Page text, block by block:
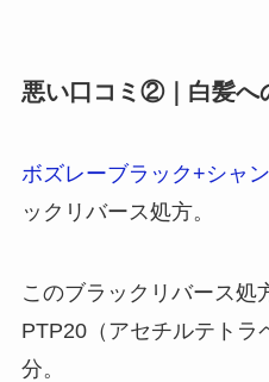
悪い口コミ②｜白髪へ
ボズレーブラック+シャ
ックリバース処方。
このブラックリバース処
PTP20（アセチルテトラ
分。